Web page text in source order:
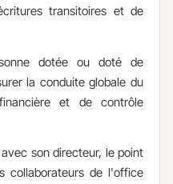
transitoires et de
dotée ou doté de
la conduite globale du
et de contrôle
son directeur, le point
collaborateurs de l'office